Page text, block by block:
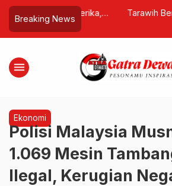
Breaking News
Amerika,
Pernah
Tarawih Berdekatan
Utamakan Toleransi
menu
Ekonomi
Polisi Malaysia
1.069 Mesin
Ilegal, Kerugian